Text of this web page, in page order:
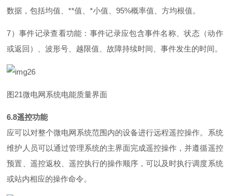
数据，包括均值 、**值 、*小值 、95%概率值、方均根值。
7）事件记录查看功能：事件记录应包含事件名称、状态（动作
或返回）、波形号、越限值、故障持续时间、事件发生的时间。
图21微电网系统电能质量界面
6.8遥控功能
应可以对整个微电网系统范围内的设备进行远程遥控操作。系统
维护人员可以通过管理系统的主界面完成遥控操作，并遵循遥控
预置、遥控返校、遥控执行的操作顺序，可以及时执行调度系统
或站内相应的操作命令。